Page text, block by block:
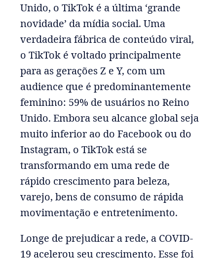
Unido, o TikTok é a última ‘grande
novidade’ da mídia social. Uma
verdadeira fábrica de conteúdo viral,
o TikTok é voltado principalmente
para as gerações Z e Y, com um
audience que é predominantemente
feminino: 59% de usuários no Reino
Unido. Embora seu alcance global seja
muito inferior ao do Facebook ou do
Instagram, o TikTok está se
transformando em uma rede de
rápido crescimento para beleza,
varejo, bens de consumo de rápida
movimentação e entretenimento.
Longe de prejudicar a rede, a COVID-
19 acelerou seu crescimento. Esse foi